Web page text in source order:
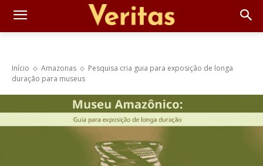
Início Amazonas
Pesquisa cria guia para exposição de longa
duração para museus